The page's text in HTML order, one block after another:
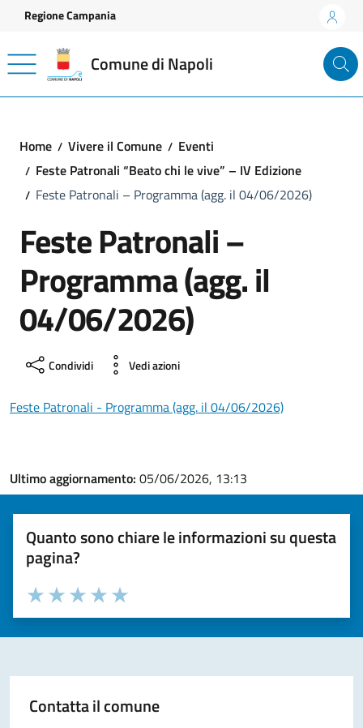
Vai ai contenuti
Vai al footer
Regione Campania
Comune di Napoli
Home Vivere il Comune
Eventi
Feste Patronali “Beato chi le vive” – IV Edizione
Feste Patronali – Programma (agg. il 04/06/2026)
Feste Patronali –
Programma (agg. il
04/06/2026)
Condividi Vedi azioni
Feste Patronali - Programma (agg. il 04/06/2026)
Ultimo aggiornamento: 05/06/2026, 13:13
Quanto sono chiare le informazioni su questa
pagina?
Valuta la chiarezza delle informazioni (da 1 a 5 stelle)
Seleziona il numero di stelle per valutare la chiarezza delle
Valuta 5 stelle su 5
Valuta 4 stelle su 5
Valuta 3 stelle su 5
Valuta 2 stelle su 5
Valuta 1 stelle su 5
Contatta il comune